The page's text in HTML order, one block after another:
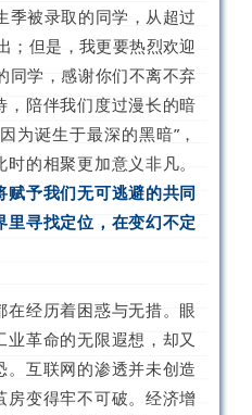
季被录取的同学，从超过
；但是，我更要热烈欢迎
同学，感谢你们不离不弃
，陪伴我们度过漫长的暗
为诞生于最深的黑暗”，
的相聚更加意义非凡。
予我们无可逃避的共同
寻找定位，在变幻不定
经历着困惑与无措。眼
革命的无限遐想，却又
互联网的渗透并未创造
房变得牢不可破。经济增